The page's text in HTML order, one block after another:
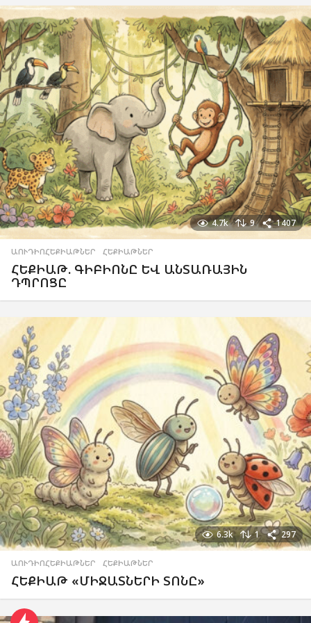
4.7k 9 1407
ԱՈՒԴԻՈՀԵՔԻԱԹՆԵՐ ,ՀԵՔԻԱԹՆԵՐ
ՀԵՔԻԱԹ. ԳԻԲԻՈՆԸ ԵՎ ԱՆՏԱՌԱՅԻՆ
ԴՊՐՈՑԸ
6.3k 1 297
ԱՈՒԴԻՈՀԵՔԻԱԹՆԵՐ ,ՀԵՔԻԱԹՆԵՐ
ՀԵՔԻԱԹ «ՄԻՋԱՏՆԵՐԻ ՏՈՆԸ»